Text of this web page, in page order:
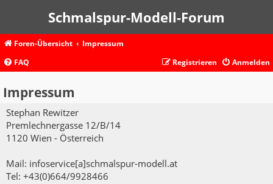
Schmalspur-Modell-Forum
Foren-Übersicht
Impressum
FAQ
Anmelden
Registrieren
Impressum
Stephan Rewitzer
Premlechnergasse 12/B/14
1120 Wien - Österreich
Mail: infoservice[a]schmalspur-modell.at
Tel: +43(0)664/9928466